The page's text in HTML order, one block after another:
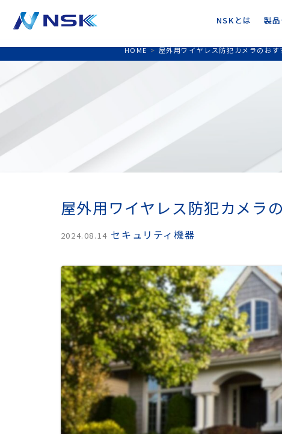
NSKとは 製
HOME > 屋外用ワイヤレス防犯カメラのお
屋外用ワイヤレス防犯カメラ
2024.08.14 セキュリティ機器